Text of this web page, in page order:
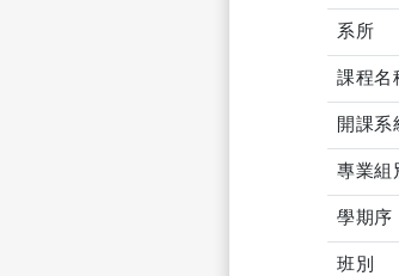
系所
課程名
開課系
專業組
學期序
班別